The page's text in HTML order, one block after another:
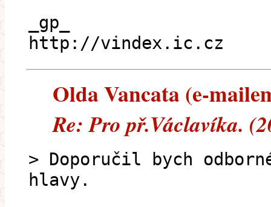
_gp_
http://vindex.ic.cz
Olda Vancata (e-
Re: Pro př.Václavíka.
> Doporučil bych
hlavy.